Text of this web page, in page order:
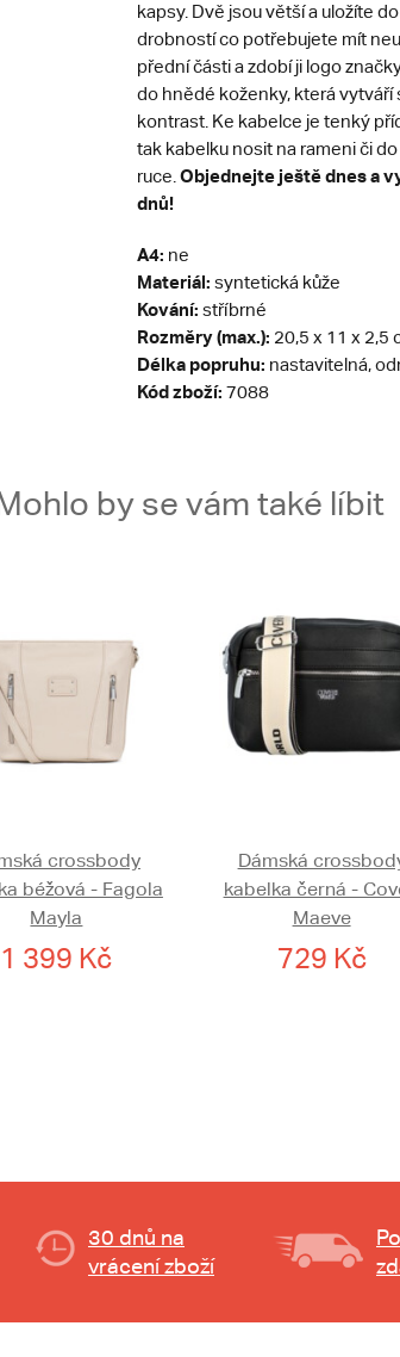
kapsy. Dvě jsou větší a uložíte
drobností co potřebujete mít
přední části a zdobí ji logo
do hnědé koženky, která
kontrast. Ke kabelce je tenký
tak kabelku nosit na rameni či
ruce. Objednejte ještě dnes a
dnů!
A4: ne
Materiál: syntetická kůže
Kování: stříbrné
Rozměry (max.): 20,5 x 11 x 2,5
Délka popruhu: nastavitelná,
Kód zboží: 7088
by se vám také líbit
crossbody
béžová - Fagola
Mayla
1 399 Kč
Dámská
kabelka černá -
Maeve
729 Kč
30 dnů na
vrácení zboží